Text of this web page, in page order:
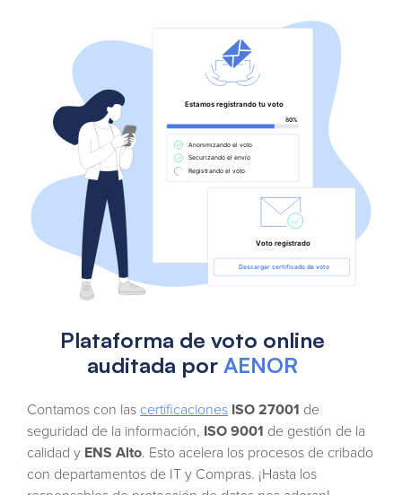
Plataforma de voto online
auditada por AENOR
Contamos con las certificaciones ISO 27001 de
seguridad de la información, ISO 9001 de gestión de la
calidad y ENS Alto. Esto acelera los procesos de cribado
con departamentos de IT y Compras. ¡Hasta los